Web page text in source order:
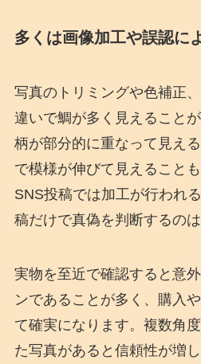
多くは画像加工や誤認に
写真のトリミングや色補正
違いで鯛が多く見えること
柄が部分的に重なって見え
で模様が伸びて見えること
SNS投稿では加工が行われ
稿だけで真偽を判断するのは
実物を至近で確認すると意
ンであることが多く、購入
て確実になります。複数角
た写真があると信頼性が増し